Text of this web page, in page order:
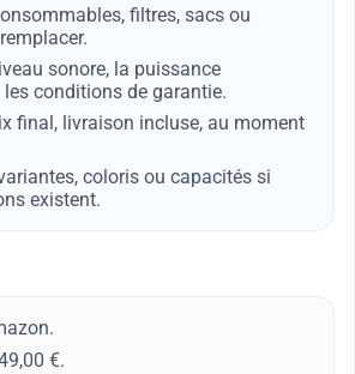
filtres, sacs ou
sonore, la puissance
les conditions de garantie.
final, livraison incluse, au moment
coloris ou capacités si
existent.
€.